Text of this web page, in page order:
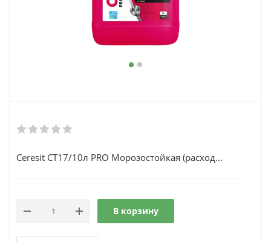
Ceresit CT17/10л PRO Морозостойкая (расход...
В корзину